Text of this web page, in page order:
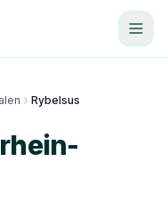
Rybelsus